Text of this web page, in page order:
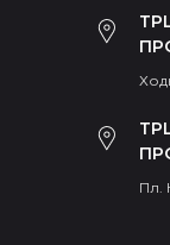
Пл.